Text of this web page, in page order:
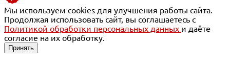
Мы используем cookies для улучшения работы сайта.
Продолжая использовать сайт, вы соглашаетесь с
Политикой обработки персональных данных и даёте
согласие на их обработку.
Принять